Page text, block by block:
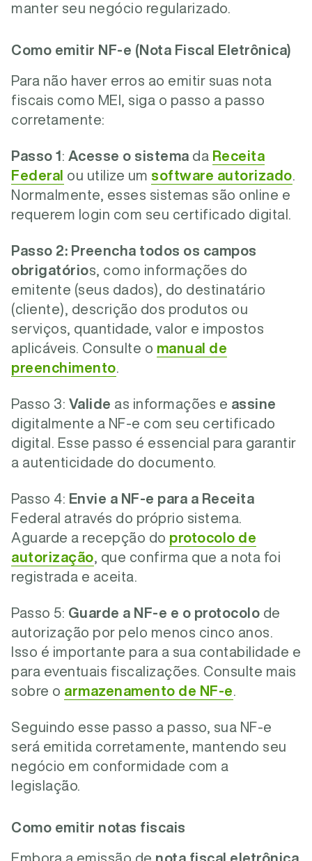
manter seu negócio regularizado.
Como emitir NF-e (Nota Fiscal Eletrônica)
Para não haver erros ao emitir suas nota
fiscais como MEI, siga o passo a passo
corretamente:
Passo 1 : Acesse o sistema da Receita
Federal ou utilize um software autorizado
Normalmente, esses sistemas são online e
requerem login com seu certificado digital.
Passo 2: Preencha todos os campos
obrigatórios, como informações do
emitente (seus dados), do destinatário
(cliente), descrição dos produtos ou
serviços, quantidade, valor e impostos
aplicáveis. Consulte o manual de
preenchimento
Passo 3: Valide as informações e assine
digitalmente a NF-e com seu certificado
digital. Esse passo é essencial para garantir
a autenticidade do documento.
Passo 4: Envie a NF-e para a Receita
Federal através do próprio sistema.
Aguarde a recepção do protocolo de
autorização , que confirma que a nota foi
registrada e aceita.
Passo 5: Guarde a NF-e e o protocolo de
autorização por pelo menos cinco anos.
Isso é importante para a sua contabilidade e
para eventuais fiscalizações. Consulte mais
sobre o armazenamento de NF-e
Seguindo esse passo a passo, sua NF-e
será emitida corretamente, mantendo seu
negócio em conformidade com a
legislação.
Como emitir notas fiscais
Embora a emissão de nota fiscal eletrônica